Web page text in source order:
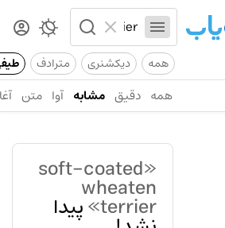
همه دیکشنری مترادف
همه دقیق مشابه آوا متن
«soft-coated
wheaten
terrier» پیدا